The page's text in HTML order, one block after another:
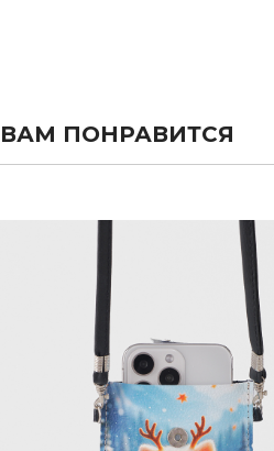
ВАМ ПОНРАВИТСЯ